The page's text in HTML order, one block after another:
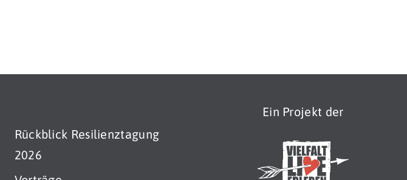
Rückblick Resilienztagung
2026
Ein Projekt der